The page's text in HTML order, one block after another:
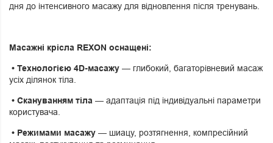
дня до інтенсивного масажу для відновлення після тренувань.
Масажні крісла REXON оснащені:
• Технологією 4D-масажу — глибокий, багаторівневий масаж
усіх ділянок тіла.
• Скануванням тіла — адаптація під індивідуальні параметри
користувача.
• Режимами масажу — шиацу, розтягнення, компресійний